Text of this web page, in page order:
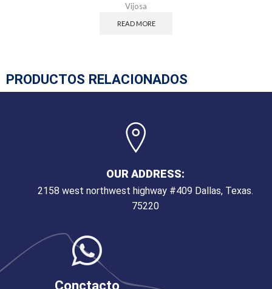
Vijosa
READ MORE
PRODUCTOS RELACIONADOS
OUR ADDRESS:
2158 west northwest highway #409 Dallas, Texas.
75220
Conctacto